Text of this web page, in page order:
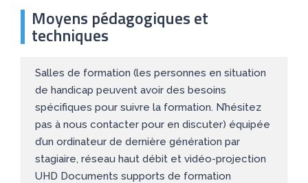
Moyens pédagogiques et
techniques
Salles de formation (les personnes en situation
de handicap peuvent avoir des besoins
spécifiques pour suivre la formation. N’hésitez
pas à nous contacter pour en discuter) équipée
d’un ordinateur de dernière génération par
stagiaire, réseau haut débit et vidéo-projection
UHD Documents supports de formation